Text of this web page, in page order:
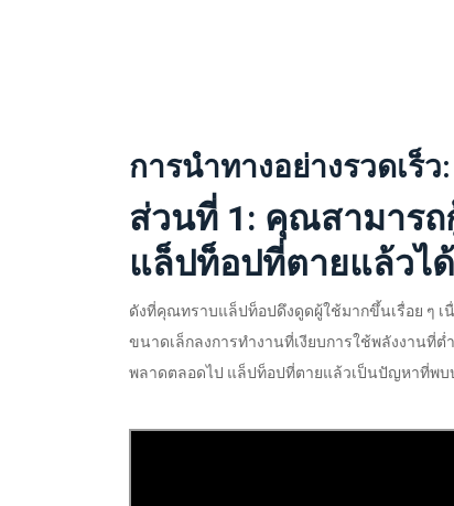
การนำทางอย่างรวดเร็ว:
ส่วนที่ 1: คุณสามาร
แล็ปท็อปที่ตายแล้วไ
ดังที่คุณทราบแล็ปท็อปดึงดูดผู้ใช้มากขึ้นเรื่อย ๆ
ขนาดเล็กลงการทำงานที่เงียบการใช้พลังงานที่
พลาดตลอดไป แล็ปท็อปที่ตายแล้วเป็นปัญหาที่พบ